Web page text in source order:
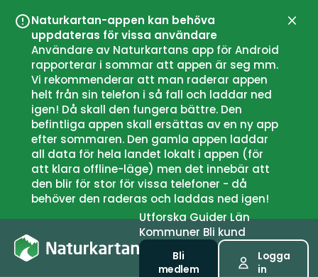
Naturkartan-appen kan behöva
uppdateras för vissa användare
Användare av Naturkartans app för Android
rapporterar i sommar att appen är seg mm.
Vi rekommenderar att man raderar appen
helt från sin telefon i så fall och laddar ned
igen! Då skall den fungera bättre. Den
befintliga appen skall ersättas av en ny app
efter sommaren. Den gamla appen laddar
all data för hela landet lokalt i appen (för
att klara offline-läge) men det innebär att
den blir för stor för vissa telefoner - då
behöver den raderas och laddas ned igen!
UtforskaGuiderLän
Kommuner Bli kund
Bli
medlem
Logga
in